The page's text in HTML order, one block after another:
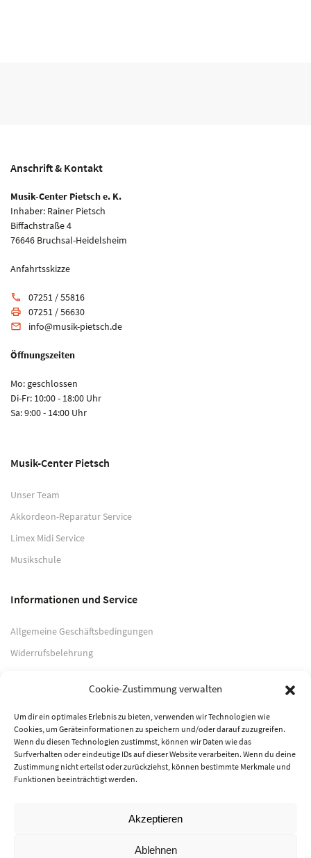
Cookie-Zustimmung verwalten
Um dir ein optimales Erlebnis zu bieten, verwenden wir Technologien wie
Cookies, um Geräteinformationen zu speichern und/oder darauf zuzugreifen.
Wenn du diesen Technologien zustimmst, können wir Daten wie das
Surfverhalten oder eindeutige IDs auf dieser Website verarbeiten. Wenn du deine
Zustimmung nicht erteilst oder zurückziehst, können bestimmte Merkmale und
Funktionen beeinträchtigt werden.
Akzeptieren
Ablehnen
Anschrift & Kontakt
Musik-Center Pietsch e. K.
Inhaber: Rainer Pietsch
Biffachstraße 4
76646 Bruchsal-Heidelsheim
Anfahrtsskizze
phone 07251 / 55816
print 07251 / 56630
email info@musik-pietsch.de
Öffnungszeiten
Mo: geschlossen
Di-Fr: 10:00 - 18:00 Uhr
Sa: 9:00 - 14:00 Uhr
Musik-Center Pietsch
Unser Team
Akkordeon-Reparatur Service
Limex Midi Service
Musikschule
Informationen und Service
Allgemeine Geschäftsbedingungen
Widerrufsbelehrung
Datenschutzerklärung
Zahlungsarten
PayPal